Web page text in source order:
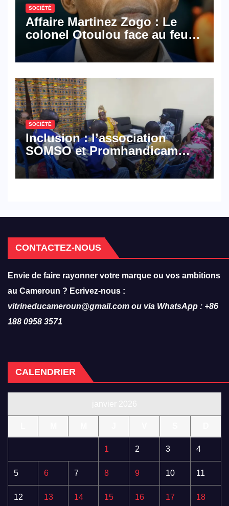
SOCIÉTÉ
Affaire Martinez Zogo : Le
colonel Otoulou face au feu
croisé des avocats de la
défense
SOCIÉTÉ
Inclusion : l’association
SOMSO et Promhandicam
militent en faveur d’une
réforme des formations en
CONTACTEZ-NOUS
Envie de faire rayonner votre marque ou vos ambitions
au Cameroun ? Ecrivez-nous :
vitrineducameroun@gmail.com ou via WhatsApp : +86
188 0958 3571
CALENDRIER
1 2 3 4
5 6 7 8 9 10 11
12 13 14 15 16 17 18